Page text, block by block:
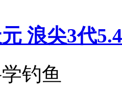
浪尖3代
钓鱼